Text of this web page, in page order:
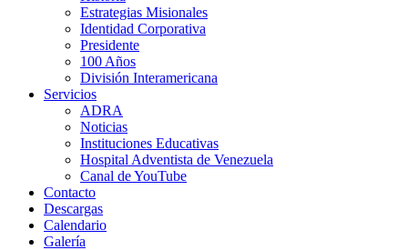
Estrategias Misionales
Identidad Corporativa
Presidente
100 Años
División Interamericana
Servicios
ADRA
Noticias
Instituciones Educativas
Hospital Adventista de Venezuela
Canal de YouTube
Contacto
Descargas
Calendario
Galería